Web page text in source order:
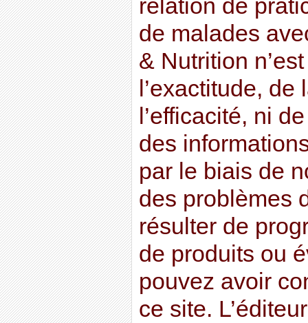
relation de
de malades
& Nutrition
l’exactitude,
l’efficacité, ni
des
par le biais de
des problèmes
résulter de
de produits ou
pouvez avoir
ce site.